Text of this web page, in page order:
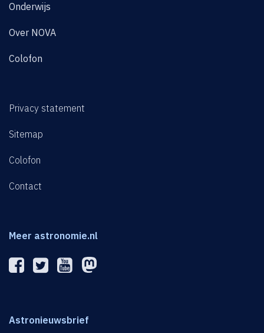
Onderwijs
Over NOVA
Colofon
Privacy statement
Sitemap
Colofon
Contact
Meer astronomie.nl
Astronieuwsbrief